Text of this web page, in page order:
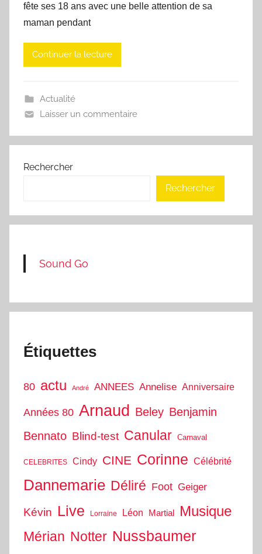
fête ses 18 ans avec une belle attention de sa
maman pendant
Continuer la lecture
Actualité
Laisser un commentaire
Rechercher
Rechercher
Sound Go
Étiquettes
80 actu André ANNEES Annelise Anniversaire
Années 80 Arnaud Beley Benjamin
Bennato Blind-test Canular Carnaval
CELEBRITES Cindy CINE Corinne Célébrité
Dannemarie Déliré Foot Geiger
Kévin Live Lorraine Léon Martial
Musique
Mérian Notter Nussbaumer